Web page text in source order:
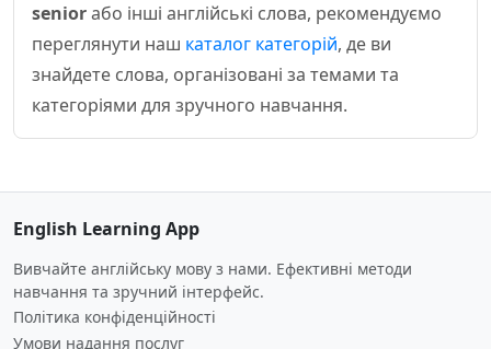
seniorабо інші англійські слова, рекомендуємо
переглянути наш каталог категорій, де ви
знайдете слова, організовані за темами та
категоріями для зручного навчання.
English Learning App
Вивчайте англійську мову з нами. Ефективні методи
навчання та зручний інтерфейс.
Політика конфіденційності
Умови надання послуг